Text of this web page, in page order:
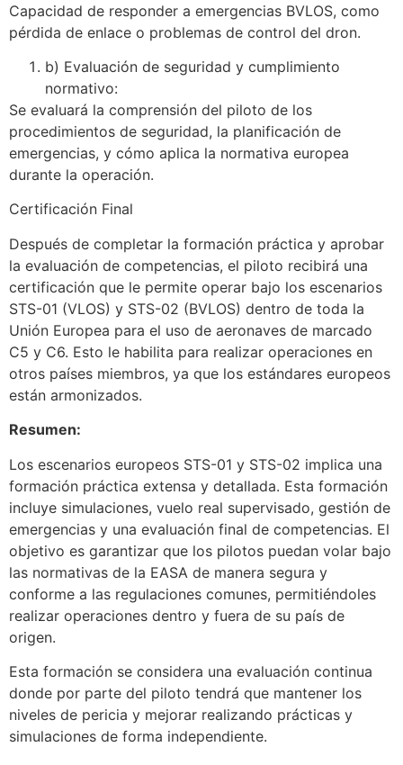
Capacidad de responder a emergencias BVLOS, como
pérdida de enlace o problemas de control del dron.
b) Evaluación de seguridad y cumplimiento
normativo:
Se evaluará la comprensión del piloto de los
procedimientos de seguridad, la planificación de
emergencias, y cómo aplica la normativa europea
durante la operación.
Certificación Final
Después de completar la formación práctica y aprobar
la evaluación de competencias, el piloto recibirá una
certificación que le permite operar bajo los escenarios
STS-01 (VLOS) y STS-02 (BVLOS) dentro de toda la
Unión Europea para el uso de aeronaves de marcado
C5 y C6. Esto le habilita para realizar operaciones en
otros países miembros, ya que los estándares europeos
están armonizados.
Resumen:
Los escenarios europeos STS-01 y STS-02 implica una
formación práctica extensa y detallada. Esta formación
incluye simulaciones, vuelo real supervisado, gestión de
emergencias y una evaluación final de competencias. El
objetivo es garantizar que los pilotos puedan volar bajo
las normativas de la EASA de manera segura y
conforme a las regulaciones comunes, permitiéndoles
realizar operaciones dentro y fuera de su país de
origen.
Esta formación se considera una evaluación continua
donde por parte del piloto tendrá que mantener los
niveles de pericia y mejorar realizando prácticas y
simulaciones de forma independiente.